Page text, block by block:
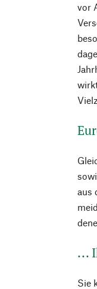
vor
aus
...
Sie